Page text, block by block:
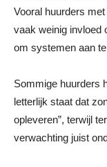
Vooral huurders
vaak weinig invloed
om systemen aan
Sommige huurders
letterlijk staat dat
opleveren”, terwijl
verwachting juist